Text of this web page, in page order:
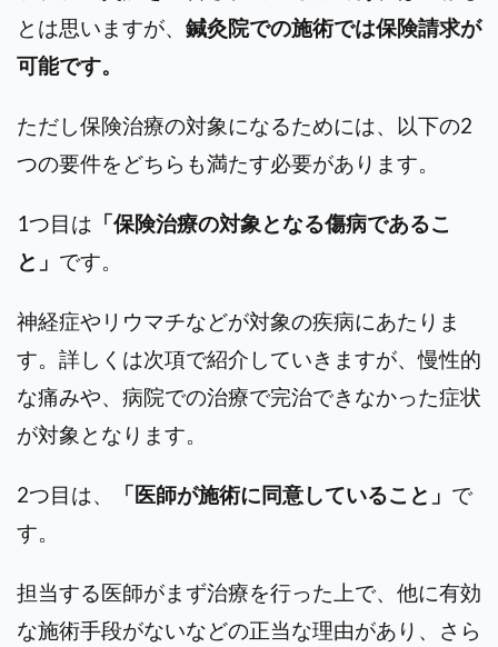
とは思いますが、 鍼灸院での施術では保険請求が
可能です。
ただし保険治療の対象になるためには、以下の2
つの要件をどちらも満たす必要があります。
1つ目は 「保険治療の対象となる傷病であるこ
と」 です。
神経症やリウマチなどが対象の疾病にあたりま
す。詳しくは次項で紹介していきますが、慢性的
な痛みや、病院での治療で完治できなかった症状
が対象となります。
2つ目は、 「医師が施術に同意していること」 で
す。
担当する医師がまず治療を行った上で、他に有効
な施術手段がないなどの正当な理由があり、さら